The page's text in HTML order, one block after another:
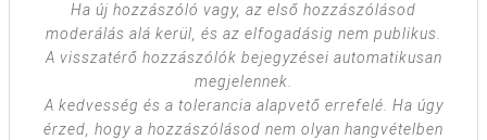
Ha új hozzászóló vagy, az első hozzászólásod
moderálás alá kerül, és az elfogadásig nem publikus.
A visszatérő hozzászólók bejegyzései automatikusan
megjelennek.
A kedvesség és a tolerancia alapvető errefelé. Ha úgy
érzed, hogy a hozzászólásod nem olyan hangvételben